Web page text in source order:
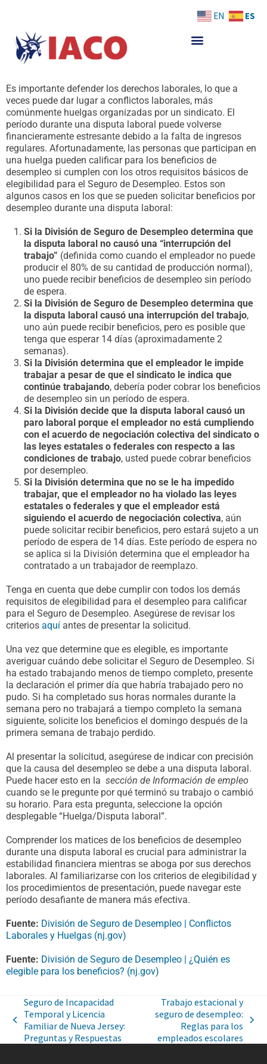
content
Es importante defender los derechos laborales, lo que a
veces puede dar lugar a conflictos laborales, más
comúnmente huelgas organizadas por un sindicato. El
período durante una disputa laboral puede volverse
financieramente estresante debido a la falta de ingresos
regulares. Afortunadamente, las personas que participan en
una huelga pueden calificar para los beneficios de
desempleo si cumplen con los otros requisitos básicos de
elegibilidad para el Seguro de Desempleo. Estos son
algunos casos en los que se pueden solicitar beneficios por
desempleo durante una disputa laboral:
Si la División de Seguro de Desempleo determina que
la disputa laboral no causó una “interrupción del
trabajo” (definida como cuando el empleador no puede
producir el 80% de su cantidad de producción normal),
uno puede recibir beneficios de desempleo sin período
de espera.
Si la División de Seguro de Desempleo determina que
la disputa laboral causó una interrupción del trabajo,
uno aún puede recibir beneficios, pero es posible que
tenga que esperar 14 días (aproximadamente 2
semanas).
Si la División determina que el empleador le impide
trabajar a pesar de que el sindicato le indica que
continúe trabajando, debería poder cobrar los beneficios
de desempleo sin un período de espera.
Si la División decide que la disputa laboral causó un
paro laboral porque el empleador no está cumpliendo
con el acuerdo de negociación colectiva del sindicato o
las leyes estatales o federales con respecto a las
condiciones de trabajo, usted puede cobrar beneficios
por desempleo.
Si la División determina que no se le ha impedido
trabajar, que el empleador no ha violado las leyes
estatales o federales y que el empleador está
siguiendo el acuerdo de negociación colectiva, aún
puede solicitar recibir beneficios, pero estará sujeto a un
período de espera de 14 días. Este período de espera no
se aplica si la División determina que el empleador ha
contratado a un trabajador de reemplazo.
Tenga en cuenta que debe cumplir con todos los demás
requisitos de elegibilidad para el desempleo para calificar
para el Seguro de Desempleo. Asegúrese de revisar los
criterios aquí antes de presentar la solicitud.
Una vez que determine que es elegible, es importante
averiguar cuándo debe solicitar el Seguro de Desempleo. Si
ha estado trabajando menos de tiempo completo, presente
la declaración el primer día que habría trabajado pero no
pudo. Si ha completado sus horas normales durante la
semana pero no trabajará a tiempo completo la semana
siguiente, solicite los beneficios el domingo después de la
primera semana de trabajo perdido.
Al presentar la solicitud, asegúrese de indicar con precisión
que la causa del desempleo se debe a una disputa laboral.
Puede hacer esto en la sección de Información de empleo
cuando se le pregunte por qué terminó su trabajo o cambió
su horario. Para esta pregunta, seleccione la opción
desplegable “Huelga/Disputa laboral”.
Comprender los matices de los beneficios de desempleo
durante una disputa laboral es crucial para administrar la
estabilidad financiera mientras se aboga por sus derechos
laborales. Al familiarizarse con los criterios de elegibilidad y
los procedimientos de presentación, puede navegar este
período desafiante de manera más efectiva.
Fuente: División de Seguro de Desempleo | Conflictos
Laborales y Huelgas (nj.gov)
Fuente: División de Seguro de Desempleo | ¿Quién es
elegible para los beneficios? (nj.gov)
Seguro de Incapacidad
Temporal y Licencia
Familiar de Nueva Jersey:
Preguntas y Respuestas
Trabajo estacional y
seguro de desempleo:
Reglas para los
empleados escolares
EN ES